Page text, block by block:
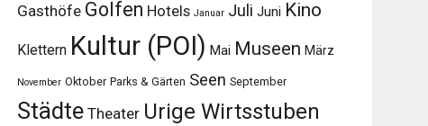
Gasthöfe Golfen Hotels Januar Juli Juni Kino
Klettern Kultur (POI) Mai Museen März
November Oktober Parks & Gärten Seen September
Städte Theater Urige Wirtsstuben